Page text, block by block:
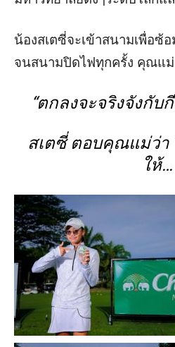
น้องสเตซี่จะเข้าสนามเพื่อซ้อ
จนสนามปิดไฟทุกครั้ง คุณแม่
“ตกลงจะจริงจังกับ
สเตซี่ตอบคุณแม่ว่า
ให้…